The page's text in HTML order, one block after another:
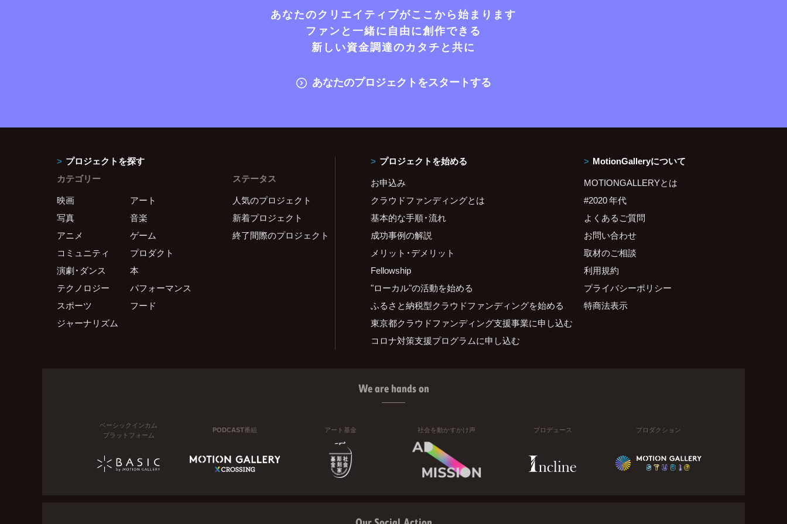
あなたのクリエイティブがここから始まります
ファンと一緒に自由に創作できる
新しい資金調達のカタチと共に
あなたのプロジェクトをスタートする
プロジェクトを探す
カテゴリー
映画
アート
写真
音楽
アニメ
ゲーム
コミュニティ
プロダクト
演劇・ダンス
本
テクノロジー
パフォーマンス
スポーツ
フード
ジャーナリズム
ステータス
人気のプロジェクト
新着プロジェクト
終了間際のプロジェクト
プロジェクトを始める
お申込み
クラウドファンディングとは
基本的な手順・流れ
成功事例の解説
メリット・デメリット
Fellowship
"ローカル"の活動を始める
ふるさと納税型クラウドファンディングを始める
東京都クラウドファンディング支援事業に申し込む
コロナ対策支援プログラムに申し込む
MotionGalleryについて
MOTIONGALLERYとは
#2020 年代
よくあるご質問
お問い合わせ
取材のご相談
利用規約
プライバシーポリシー
特商法表示
We are hands on
ベーシックインカム
プラットフォーム
PODCAST番組 アート基金 社会を動かすかけ声 プロデュース プロダクション